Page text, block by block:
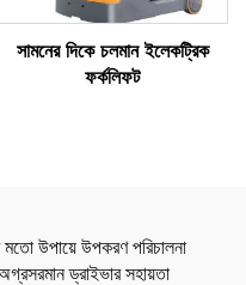
সামনের দিকে চলমান ইলেকট্রিক
ফর্কলিফট
উপায়ে উপকরণ পরিচালনা
ড্রাইভার সহায়তা